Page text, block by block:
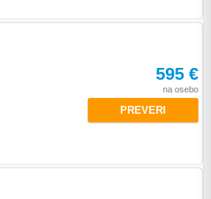
595 €
na osebo
PREVERI